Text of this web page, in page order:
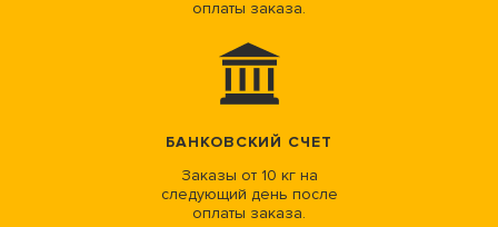
оплаты заказа.
БАНКОВСКИЙ СЧЕТ
Заказы от 10 кг на
следующий день после
оплаты заказа.